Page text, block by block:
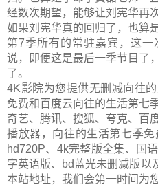
经数次期望，能够让刘宪华再
如果刘宪华真的回归了，也算
第7季所有的常驻嘉宾，这
说，即便这是最后一季节目了
了。
4K影院为您提供无删减向往
免费和百度云向往的生活第七
奇艺、腾讯、搜狐、夸克、百
播放器，向往的生活第七季
hd720P、4k完整版全集、国
字英语版、bd蓝光未删减版以
本站地址，我们会第一时间为